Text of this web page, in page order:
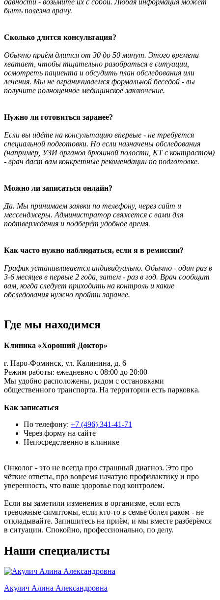
быть полезна врачу.
Сколько длится консультация?
Обычно приём длится от 30 до 50 минут. Этого времени
хватает, чтобы тщательно разобраться в ситуации,
осмотреть пациента и обсудить план обследования или
лечения. Мы не ограничиваемся формальной беседой - вы
получите полноценное медицинское заключение.
Нужно ли готовиться заранее?
Если вы идёте на консультацию впервые - не требуется
специальной подготовки. Но если назначены обследования
(например, УЗИ органов брюшной полости, КТ с контрастом)
- врач даст вам конкретные рекомендации по подготовке.
Можно ли записаться онлайн?
Да. Мы принимаем заявки по телефону, через сайт и
мессенджеры. Администратор свяжется с вами для
подтверждения и подберёт удобное время.
Как часто нужно наблюдаться, если я в ремиссии?
График устанавливается индивидуально. Обычно - один раз в
3-6 месяцев в первые 2 года, затем - раз в год. Врач сообщит
вам, когда следует приходить на контроль и какие
обследования нужно пройти заранее.
Где мы находимся
Клиника «Хороший Доктор»
г. Наро‑Фоминск, ул. Калинина, д. 6
Режим работы: ежедневно с 08:00 до 20:00
Мы удобно расположены, рядом с остановками
общественного транспорта. На территории есть парковка.
Как записаться
По телефону: +7 (496) 341-41-71
Через форму на сайте
Непосредственно в клинике
Онколог - это не всегда про страшный диагноз. Это про
чёткие ответы, про вовремя начатую профилактику и про
уверенность, что ваше здоровье под контролем.
Если вы заметили изменения в организме, если есть
тревожные симптомы, если кто-то в семье болел раком - не
откладывайте. Запишитесь на приём, и мы вместе разберёмся
в ситуации. Спокойно, профессионально, по делу.
Наши специалисты
Акулич Алина Александровна